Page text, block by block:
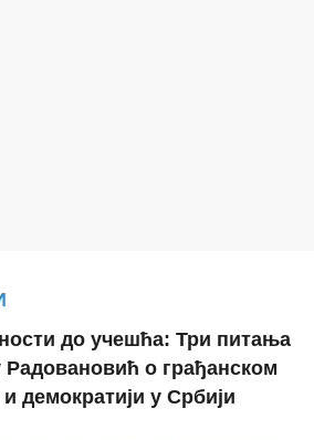
до учешћа: Три питања
Радовановић о грађанском
демократији у Србији